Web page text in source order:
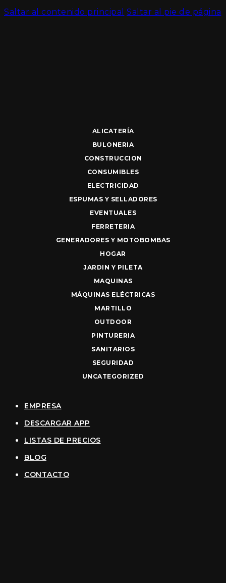
Saltar al contenido principal Saltar al pie de página
ALICATERÍA
BULONERIA
CONSTRUCCION
CONSUMIBLES
ELECTRICIDAD
ESPUMAS Y SELLADORES
EVENTUALES
FERRETERIA
GENERADORES Y MOTOBOMBAS
HOGAR
JARDIN Y PILETA
MAQUINAS
MÁQUINAS ELÉCTRICAS
MARTILLO
OUTDOOR
PINTURERIA
SANITARIOS
SEGURIDAD
UNCATEGORIZED
EMPRESA
DESCARGAR APP
LISTAS DE PRECIOS
BLOG
CONTACTO